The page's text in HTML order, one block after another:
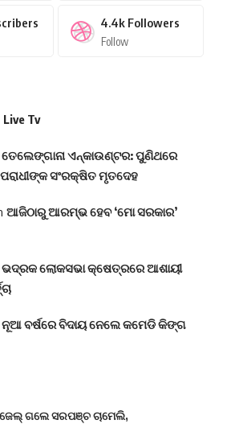
4.4k Followers
Follow
Live Tv
ତେଲେଙ୍ଗାନା ଏନ୍‌କାଉଣ୍ଟର: ପୁଣିଥରେ
ସଂରକ୍ଷିତ ମୃତଦେହ
ଆଜିଠାରୁ ଆରମ୍ଭ ହେବ ‘ମୋ ସରକାର’
ଭଦ୍ରକ ଲୋକସଭା କ୍ଷେତ୍ରରେ ଆଶାୟୀ
ନୂଆ ବର୍ଷରେ ବିଦାୟ ନେଲେ କମେଡି କିଙ୍ଗ
ଜେଲ୍ ଗଲେ ସରପଞ୍ଚ ଚାମେଲି,